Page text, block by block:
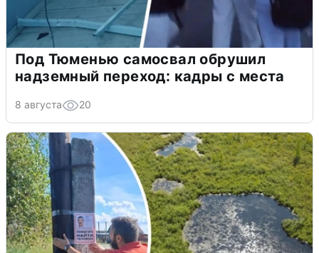
Под Тюменью самосвал обрушил
надземный переход: кадры с места
8 августа 20